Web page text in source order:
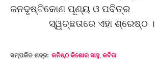
ଜନଦୃଷ୍ଟିକୋଣ ପୂଣ୍ୟ ଓ ପବିତ୍ର
ସ୍ୱଚ୍ଛତାରେ ଏହା ଶ୍ରେଷ୍ଠ ।
ସମ୍ପର୍କିତ ଶବ୍ଦ: କନିଷ୍ଠ କିଶୋର ସାହୁ, କବିତା